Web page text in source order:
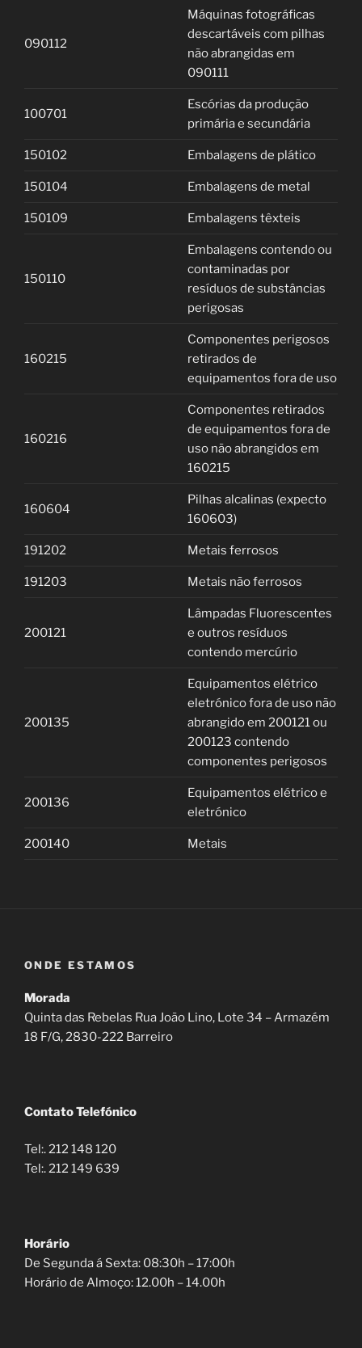
090112
Máquinas fotográficas
descartáveis com pilhas
não abrangidas em
090111
100701
Escórias da produção
primária e secundária
150102 Embalagens de plático
150104 Embalagens de metal
150109 Embalagens têxteis
150110
Embalagens contendo ou
contaminadas por
resíduos de substâncias
perigosas
160215
Componentes perigosos
retirados de
equipamentos fora de uso
160216
Componentes retirados
de equipamentos fora de
uso não abrangidos em
160215
160604
Pilhas alcalinas (expecto
160603)
191202 Metais ferrosos
191203 Metais não ferrosos
200121
Lâmpadas Fluorescentes
e outros resíduos
contendo mercúrio
200135
Equipamentos elétrico
eletrónico fora de uso não
abrangido em 200121 ou
200123 contendo
componentes perigosos
200136
Equipamentos elétrico e
eletrónico
200140 Metais
ONDE ESTAMOS
Morada
Quinta das Rebelas Rua João Lino, Lote 34 – Armazém
18 F/G, 2830-222 Barreiro
Contato Telefónico
Tel:. 212 148 120
Tel:. 212 149 639
Horário
De Segunda á Sexta: 08:30h – 17:00h
Horário de Almoço: 12.00h – 14.00h